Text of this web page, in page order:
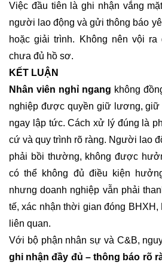
Việc đầu tiên là ghi nhận vắng
người lao động và gửi thông báo
hoặc giải trình. Không nên vội
chưa đủ hồ sơ.
KẾT LUẬN
Nhân viên nghỉ ngang không
nghiệp được quyền giữ lương, giữ
ngay lập tức. Cách xử lý đúng là
cứ và quy trình rõ ràng. Người lao
phải bồi thường, không được
có thể không đủ điều kiện
nhưng doanh nghiệp vẫn phải
tế, xác nhận thời gian đóng
liên quan.
Với bộ phận nhân sự và C&B,
ghi nhận đầy đủ – thông báo rõ